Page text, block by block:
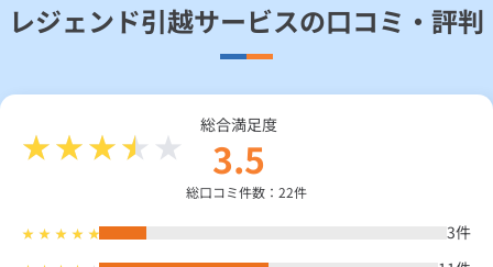
Daigasコラム
総合TOP 業務用・産業用のお客さま 企業情報
利用規約
レジェンド引越サービスの口コミ・評判
総合満足度
3.5
総口コミ件数：22件
3件